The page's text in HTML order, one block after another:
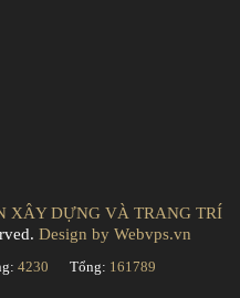
XÂY DỰNG VÀ TRANG TRÍ
Design by Webvps.vn
4230 Tổng: 161789